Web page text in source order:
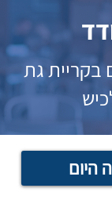
בקריית גת
היום